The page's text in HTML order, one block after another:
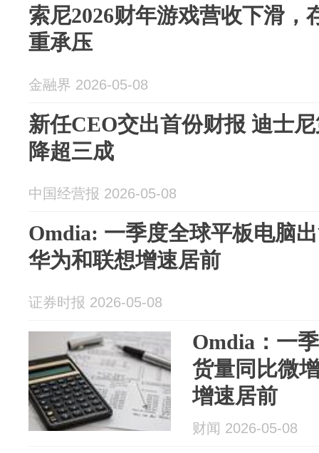
索尼2026财年游戏营收下滑，
重承压
金融界 2026-05-08
新任CEO交出首份财报 迪士
降超三成
中国经营报 2026-05-08
Omdia: 一季度全球平板电脑
华为和联想增速居前
证券时报 2026-05-08
Omdia：一
货量同比微
增速居前
财闻 2026-05-08